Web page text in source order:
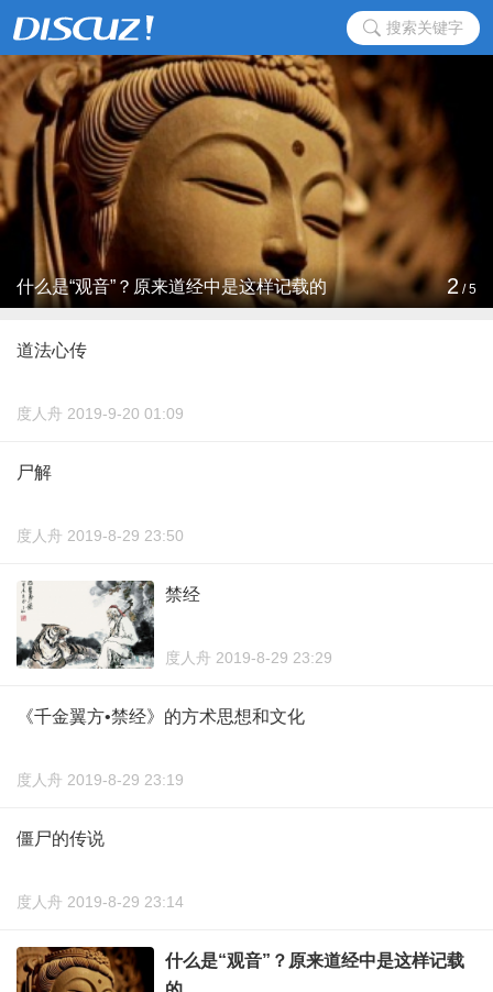
搜索关键字
什么是“观音”？原来道经中是这样记载的 2 /5
道法心传
度人舟 2019-9-20 01:09
尸解
度人舟 2019-8-29 23:50
禁经
度人舟 2019-8-29 23:29
《千金翼方•禁经》的方术思想和文化
度人舟 2019-8-29 23:19
僵尸的传说
度人舟 2019-8-29 23:14
什么是“观音”？原来道经中是这样记载